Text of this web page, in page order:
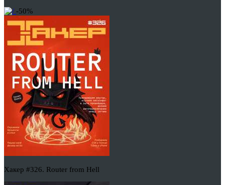
-50%
Хакер #326. Router from Hell